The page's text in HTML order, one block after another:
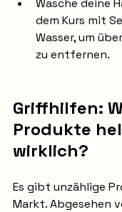
Wasche deine
dem Kurs mit
Wasser, um
zu entfernen.
Griffhilfen:
Produkte
wirklich?
Es gibt unzählige
Markt. Abgesehen